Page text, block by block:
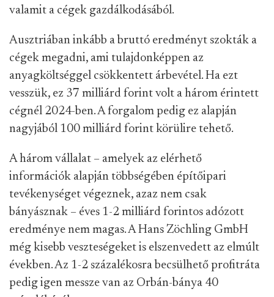
valamit a cégek gazdálkodásából.
Ausztriában inkább a bruttó eredményt szokták a
cégek megadni, ami tulajdonképpen az
anyagköltséggel csökkentett árbevétel. Ha ezt
vesszük, ez 37 milliárd forint volt a három érintett
cégnél 2024-ben. A forgalom pedig ez alapján
nagyjából 100 milliárd forint körülire tehető.
A három vállalat – amelyek az elérhető
információk alapján többségében építőipari
tevékenységet végeznek, azaz nem csak
bányásznak – éves 1-2 milliárd forintos adózott
eredménye nem magas. A Hans Zöchling GmbH
még kisebb veszteségeket is elszenvedett az elmúlt
években. Az 1-2 százalékosra becsülhető profitráta
pedig igen messze van az Orbán-bánya 40